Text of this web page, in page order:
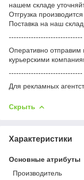
нашем складе
Отгрузка
Поставка на наш
------------------------------
Оперативно
курьерскими
------------------------------
Для рекламных
Скрыть
Характеристики
Основные атрибуты
Производитель